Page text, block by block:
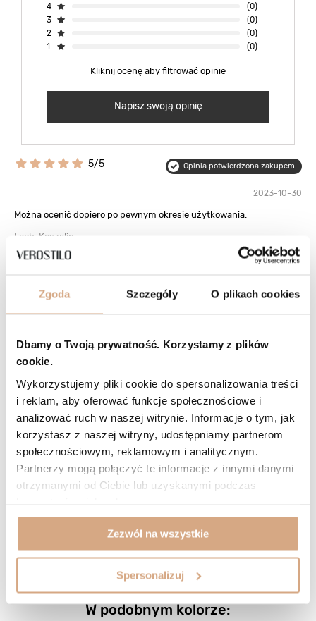
Zgoda Szczegóły O plikach cookies
Dbamy o Twoją prywatność. Korzystamy z plików
cookie.
Wykorzystujemy pliki cookie do spersonalizowania treści
i reklam, aby oferować funkcje społecznościowe i
analizować ruch w naszej witrynie. Informacje o tym, jak
korzystasz z naszej witryny, udostępniamy partnerom
społecznościowym, reklamowym i analitycznym.
Partnerzy mogą połączyć te informacje z innymi danymi
otrzymanymi od Ciebie lub uzyskanymi podczas
Zezwól na wszystkie
Spersonalizuj
4
(0)
3
(0)
2
(0)
1
(0)
Kliknij ocenę aby filtrować opinie
Napisz swoją opinię
5/5 Opinia potwierdzona zakupem
2023-10-30
Można ocenić dopiero po pewnym okresie użytkowania.
Lech, Koszalin
Czy opinia była pomocna? 1 0
Opinia potwierdzona zakupem
Solidny materiał i wykonanie.
Maciej, Konin
Czy opinia była pomocna? 0 0
5/5 Opinia potwierdzona zakupem
2023-02-13
-
ZOBACZ WIĘCEJ
W podobnym kolorze: